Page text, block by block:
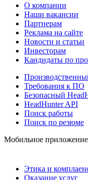
О компании
Наши вакансии
Партнерам
Реклама на сайте
Новости и статьи
Инвесторам
Кандидаты по
Требования к ПО
Безопасный
HeadHunter API
Поиск работы
Поиск по резюме
Мобильное приложение
Этика и
Оказание услуг